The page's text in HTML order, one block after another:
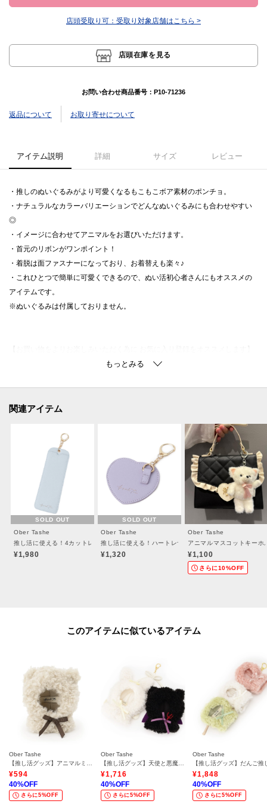
店頭受取り可： 受取り対象店舗はこちら >
店頭在庫を見る
お問い合わせ商品番号： P10-71236
返品について お取り寄せについて
アイテム説明 詳細 サイズ レビュー
・推しのぬいぐるみがより可愛くなるもこもこボア素材のポンチョ。
・ナチュラルなカラーバリエーションでどんなぬいぐるみにも合わせやすい
◎
・イメージに合わせてアニマルをお選びいただけます。
・首元のリボンがワンポイント！
・着脱は面ファスナーになっており、お着替えも楽々♪
・これひとつで簡単に可愛くできるので、ぬい活初心者さんにもオススメの
アイテムです。
※ぬいぐるみは付属しておりません。
【お買い物をよりお楽しみいただく為に お気に入り登録をオススメします】
お気に入り登録すると、お得な情報や、在庫情報などお買い得情報を受ける
※商品画像はサンプル商品の為、仕様やカラー等に変更がある場合がござい
ます。予めご了承ください。
※光の当たり具合で色味が違って見える場合があります。
※照明の関係により、実際よりも色味が違って見える場合があります。ま
た、パソコン・スマートフォンなどの環境により、若干製品と画像のカラー
が異なる場合もございます。
関連アイテム
SOLD OUT
Ober Tashe
推し活に使える！4カットレザー風フォトホルダー
¥1,980
SOLD OUT
Ober Tashe
推し活に使える！ハートレザー風ハート缶バッジケース
¥1,320
Ober Tashe
アニマルマスコットキーホ
¥1,100
さらに10%OFF
このアイテムに似ているアイテム
Ober Tashe
¥594
40%OFF
さらに5%OFF
Ober Tashe
¥1,716
40%OFF
さらに5%OFF
Ober Tashe
¥1,848
40%OFF
さらに5%OFF